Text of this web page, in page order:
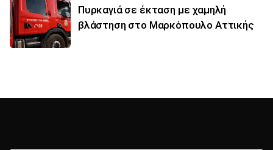
Πυρκαγιά σε έκταση με χαμηλή
βλάστηση στο Μαρκόπουλο Αττικής